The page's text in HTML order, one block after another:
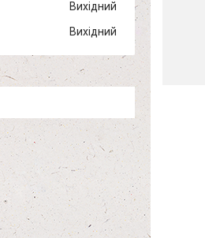
Вихідний
Вихідний